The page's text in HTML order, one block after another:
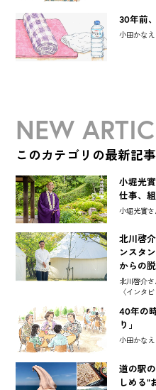
30年前
小田かなえ
NEW
このカテゴリの最新記事
小堀光
仕事、
小堀光實
北川啓
ンスタ
からの
北川啓介
〈インタビ
40年の
り」
小田かなえ
道の駅
しめる"